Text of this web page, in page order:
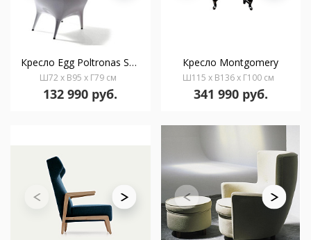
Кресло Egg Poltronas Showtime
Ш72 x В95 x Г79 см
132 990 руб.
Кресло Montgomery
Ш115 x В136 x Г100 см
341 990 руб.